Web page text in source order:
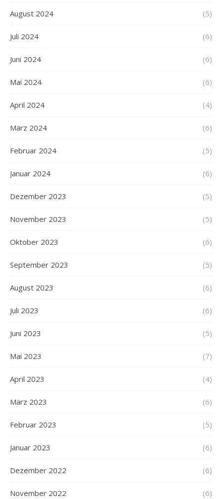
August 2024 (5)
Juli 2024 (6)
Juni 2024 (6)
Mai 2024 (6)
April 2024 (4)
März 2024 (6)
Februar 2024 (5)
Januar 2024 (6)
Dezember 2023 (5)
November 2023 (5)
Oktober 2023 (6)
September 2023 (5)
August 2023 (6)
Juli 2023 (6)
Juni 2023 (5)
Mai 2023 (7)
April 2023 (4)
März 2023 (6)
Februar 2023 (5)
Januar 2023 (6)
Dezember 2022 (6)
November 2022 (6)